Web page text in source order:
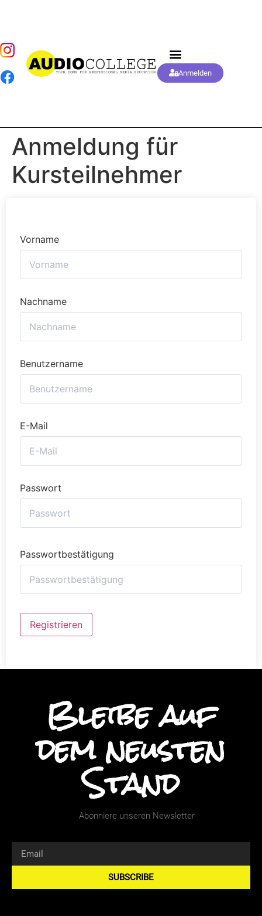
Anmelden
Anmeldung für
Kursteilnehmer
Vorname
Nachname
Benutzername
E-Mail
Passwort
Passwortbestätigung
Alternative:
Registrieren
Bleibe auf
dem neusten
Stand
Abonniere unseren Newsletter
SUBSCRIBE